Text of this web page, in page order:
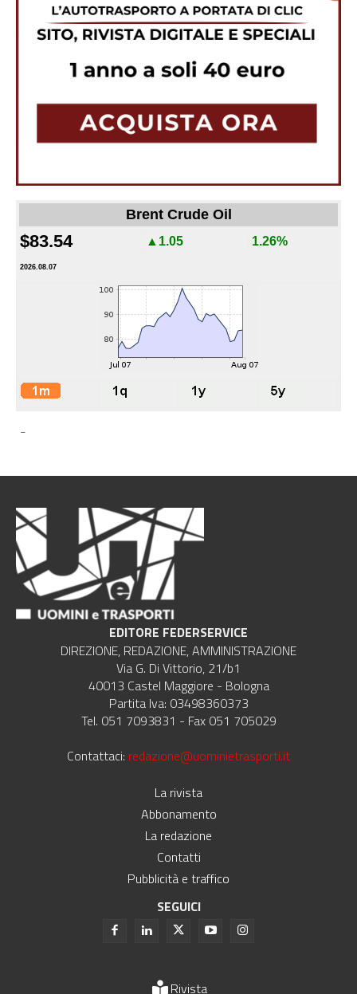
Brent Crude Oil
$83.54 ▲1.05 1.26%
2026.08.07
-
EDITORE FEDERSERVICE
DIREZIONE, REDAZIONE, AMMINISTRAZIONE
Via G. Di Vittorio, 21/b1
40013 Castel Maggiore - Bologna
Partita Iva: 03498360373
Tel. 051 7093831 - Fax 051 705029
Contattaci: redazione@uominietrasporti.it
La rivista
Abbonamento
La redazione
Contatti
Pubblicità e traffico
SEGUICI
Rivista